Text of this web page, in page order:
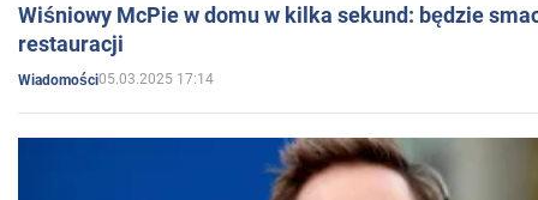
Wiśniowy McPie w domu w kilka sekund: będzie
restauracji
Wiadomości05.03.2025 17:14